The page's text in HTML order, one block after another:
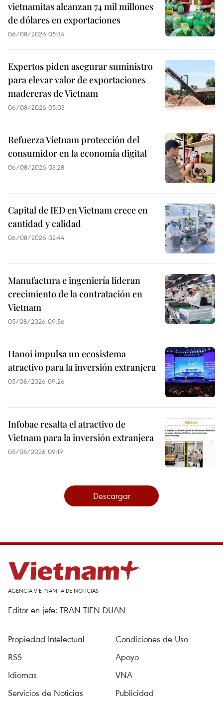
vietnamitas alcanzan 74 mil millones
de dólares en exportaciones
06/08/2026 05:34
Expertos piden asegurar suministro
para elevar valor de exportaciones
madereras de Vietnam
06/08/2026 05:03
Refuerza Vietnam protección del
consumidor en la economía digital
06/08/2026 03:28
Capital de IED en Vietnam crece en
cantidad y calidad
06/08/2026 02:44
Manufactura e ingeniería lideran
crecimiento de la contratación en
Vietnam
05/08/2026 09:56
Hanoi impulsa un ecosistema
atractivo para la inversión extranjera
05/08/2026 09:26
Infobae resalta el atractivo de
Vietnam para la inversión extranjera
05/08/2026 09:19
Descargar
AGENCIA VIETNAMITA DE NOTICIAS
Editor en jefe: TRAN TIEN DUAN
Propiedad Intelectual
Condiciones de Uso
RSS
Apoyo
Idiomas
VNA
Servicios de Noticias
Publicidad